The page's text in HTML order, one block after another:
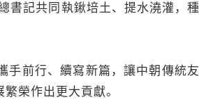
記共同執鍬培土、提水澆灌，種
前行、續寫新篇，讓中朝傳統友
榮作出更大貢獻。